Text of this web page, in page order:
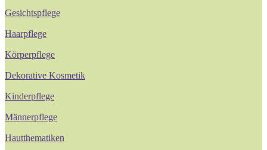
Gesichtspflege
Haarpflege
Körperpflege
Dekorative Kosmetik
Kinderpflege
Männerpflege
Hautthematiken